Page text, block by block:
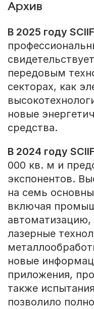
Архив
В 2025 году SCIIF
передовым
секторах, как
новые
средства.
В 2024 году
000 кв. м и
экспонентов.
на семь
включая
лазерные
новые
приложения,
также
позволило